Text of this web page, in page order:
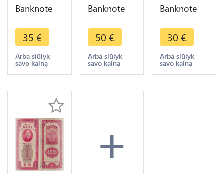
Banknote
Customs
Gold Units
Shangai
Sun Yat-sen
35 €
Arba siūlyk
savo kainą
Banknote
Customs
Gold Units
Shangai
Sun Yat-sen
50 €
Arba siūlyk
savo kainą
Banknote
Customs
Gold Units
Shangai
1930 AU ->
30 €
Arba siūlyk
savo kainą
+